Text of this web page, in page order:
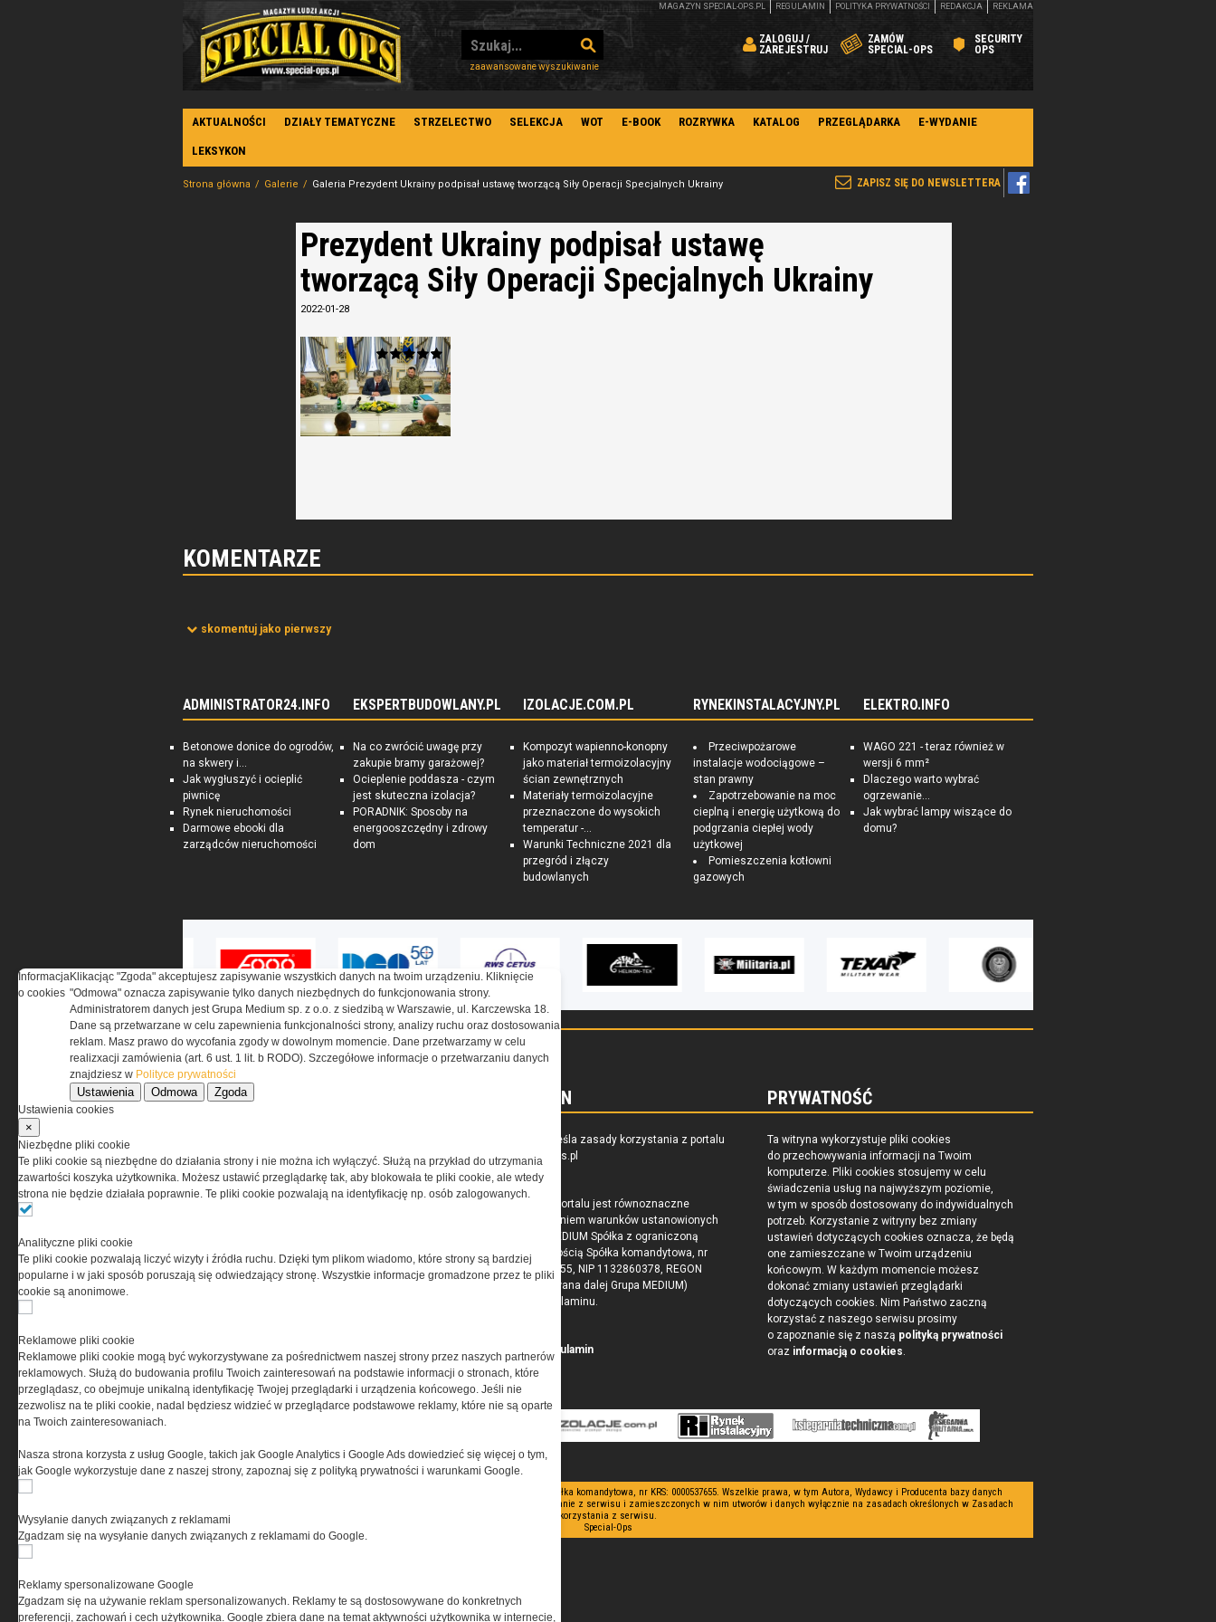
zaawansowane wyszukiwanie
ZALOGUJ /
ZAREJESTRUJ
ZAMÓW
SPECIAL-OPS
SECURITY
OPS
MAGAZYN SPECIAL-OPS.PL REGULAMIN POLITYKA PRYWATNOŚCI REDAKCJA REKLAMA
AKTUALNOŚCI DZIAŁY TEMATYCZNE STRZELECTWO SELEKCJA WOT E-BOOK ROZRYWKA KATALOG PRZEGLĄDARKA E-WYDANIE
LEKSYKON
ZAPISZ SIĘ DO NEWSLETTERA
Strona główna Galerie Galeria Prezydent Ukrainy podpisał ustawę tworzącą Siły Operacji Specjalnych Ukrainy
Prezydent Ukrainy podpisał ustawę
tworzącą Siły Operacji Specjalnych Ukrainy
2022-01-28
KOMENTARZE
skomentuj jako pierwszy
ADMINISTRATOR24.INFO
Betonowe donice do ogrodów,
na skwery i...
Jak wygłuszyć i ocieplić
piwnicę
Rynek nieruchomości
Darmowe ebooki dla
zarządców nieruchomości
EKSPERTBUDOWLANY.PL
Na co zwrócić uwagę przy
zakupie bramy garażowej?
Ocieplenie poddasza - czym
jest skuteczna izolacja?
PORADNIK: Sposoby na
energooszczędny i zdrowy
dom
IZOLACJE.COM.PL
Kompozyt wapienno-konopny
jako materiał termoizolacyjny
ścian zewnętrznych
Materiały termoizolacyjne
przeznaczone do wysokich
temperatur -...
Warunki Techniczne 2021 dla
przegród i złączy
budowlanych
RYNEKINSTALACYJNY.PL
Przeciwpożarowe
instalacje wodociągowe –
stan prawny
Zapotrzebowanie na moc
cieplną i energię użytkową do
podgrzania ciepłej wody
użytkowej
Pomieszczenia kotłowni
gazowych
ELEKTRO.INFO
WAGO 221 - teraz również w
wersji 6 mm²
Dlaczego warto wybrać
ogrzewanie...
Jak wybrać lampy wiszące do
domu?
O NAS
misjach bojowych, uzbrojeniu, umundurowaniu
i wyposażeniu jednostek specjalnych w kraju
i na świecie.
REGULAMIN
Regulamin określa zasady korzystania z portalu
www.special-ops.pl
Korzystanie z portalu jest równoznaczne
z zaakceptowaniem warunków ustanowionych
przez Grupa MEDIUM Spółka z ograniczoną
odpowiedzialnością Spółka komandytowa, nr
KRS: 0000537655, NIP 1132860378, REGON
146393437 (zwana dalej Grupa MEDIUM)
w postaci Regulaminu.
Przeczytaj regulamin
PRYWATNOŚĆ
Ta witryna wykorzystuje pliki cookies
do przechowywania informacji na Twoim
komputerze. Pliki cookies stosujemy w celu
świadczenia usług na najwyższym poziomie,
w tym w sposób dostosowany do indywidualnych
potrzeb. Korzystanie z witryny bez zmiany
ustawień dotyczących cookies oznacza, że będą
one zamieszczane w Twoim urządzeniu
końcowym. W każdym momencie możesz
dokonać zmiany ustawień przeglądarki
dotyczących cookies. Nim Państwo zaczną
korzystać z naszego serwisu prosimy
o zapoznanie się z naszą polityką prywatności
oraz informacją o cookies.
Copyright © 2004-2019 Grupa MEDIUM Spółka z ograniczoną odpowiedzialnością Spółka komandytowa, nr KRS: 0000537655. Wszelkie prawa, w tym Autora, Wydawcy i Producenta bazy danych
zastrzeżone. Jakiekolwiek dalsze rozpowszechnianie artykułów zabronione. Korzystanie z serwisu i zamieszczonych w nim utworów i danych wyłącznie na zasadach określonych w Zasadach
korzystania z serwisu.
Special-Ops
Informacja
o cookies
Klikacjąc "Zgoda" akceptujesz zapisywanie wszystkich danych na twoim urządzeniu. Kliknięcie
"Odmowa" oznacza zapisywanie tylko danych niezbędnych do funkcjonowania strony.
Administratorem danych jest Grupa Medium sp. z o.o. z siedzibą w Warszawie, ul. Karczewska 18.
Dane są przetwarzane w celu zapewnienia funkcjonalności strony, analizy ruchu oraz dostosowania
reklam. Masz prawo do wycofania zgody w dowolnym momencie. Dane przetwarzamy w celu
realizxacji zamówienia (art. 6 ust. 1 lit. b RODO). Szczegółowe informacje o przetwarzaniu danych
znajdziesz w Polityce prywatności
Ustawienia Odmowa Zgoda
Ustawienia cookies
×
Niezbędne pliki cookie
Te pliki cookie są niezbędne do działania strony i nie można ich wyłączyć. Służą na przykład do utrzymania
zawartości koszyka użytkownika. Możesz ustawić przeglądarkę tak, aby blokowała te pliki cookie, ale wtedy
strona nie będzie działała poprawnie. Te pliki cookie pozwalają na identyfikację np. osób zalogowanych.
Analityczne pliki cookie
Te pliki cookie pozwalają liczyć wizyty i źródła ruchu. Dzięki tym plikom wiadomo, które strony są bardziej
popularne i w jaki sposób poruszają się odwiedzający stronę. Wszystkie informacje gromadzone przez te pliki
cookie są anonimowe.
Reklamowe pliki cookie
Reklamowe pliki cookie mogą być wykorzystywane za pośrednictwem naszej strony przez naszych partnerów
reklamowych. Służą do budowania profilu Twoich zainteresowań na podstawie informacji o stronach, które
przeglądasz, co obejmuje unikalną identyfikację Twojej przeglądarki i urządzenia końcowego. Jeśli nie
zezwolisz na te pliki cookie, nadal będziesz widzieć w przeglądarce podstawowe reklamy, które nie są oparte
na Twoich zainteresowaniach.
Nasza strona korzysta z usług Google, takich jak Google Analytics i Google Ads dowiedzieć się więcej o tym,
jak Google wykorzystuje dane z naszej strony, zapoznaj się z polityką prywatności i warunkami Google.
Wysyłanie danych związanych z reklamami
Zgadzam się na wysyłanie danych związanych z reklamami do Google.
Reklamy spersonalizowane Google
Zgadzam się na używanie reklam spersonalizowanych. Reklamy te są dostosowywane do konkretnych
preferencji, zachowań i cech użytkownika. Google zbiera dane na temat aktywności użytkownika w internecie,